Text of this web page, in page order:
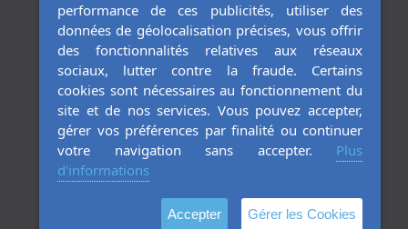
Stores
Pergolas
Carports
MENTIONS LÉGALES CONTACTEZ-NOUS
performance de ces publicités, utiliser des
données de géolocalisation précises, vous offrir
des fonctionnalités relatives aux réseaux
sociaux, lutter contre la fraude. Certains
cookies sont nécessaires au fonctionnement du
site et de nos services. Vous pouvez accepter,
gérer vos préférences par finalité ou continuer
votre navigation sans accepter. Plus
d'informations
Accepter Gérer les Cookies